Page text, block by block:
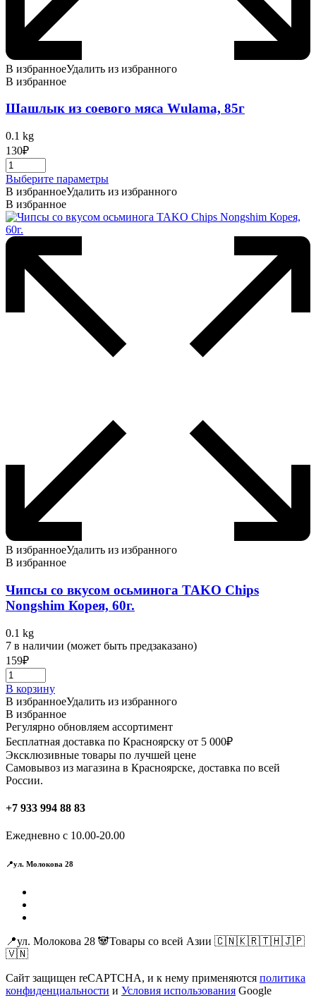
В избранноеУдалить из избранного
В избранное
Шашлык из соевого мяса Wulama, 85г
0.1 kg
130₽
Выберите параметрыЭтот
товар
несколько
В избранноеУдалить из избранного
В избранное
В избранноеУдалить из избранного
В избранное
Чипсы со вкусом осьминога TAKO Chips
Nongshim Корея, 60г.
0.1 kg
7 в наличии (может быть предзаказано)
159₽
В корзину
В избранноеУдалить из избранного
В избранное
Регулярно обновляем ассортимент
Бесплатная доставка по Красноярску от 5 000₽
Эксклюзивные товары по лучшей цене
Самовывоз из магазина в Красноярске, доставка по всей
России.
+7 933 994 88 83
Ежедневно с 10.00-20.00
📍ул. Молокова 28
📍ул. Молокова 28 🐼Товары со всей Азии 🇨🇳🇰🇷🇹🇭🇯🇵
🇻🇳
Сайт защищен reCAPTCHA, и к нему применяются политика
конфиденциальности и Условия использования Google